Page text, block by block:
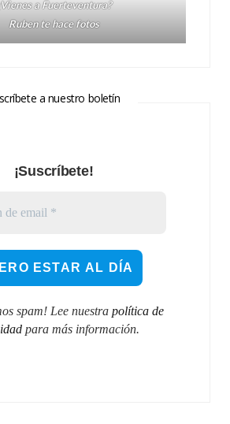
a Fuerteventura?
Ruben te hace fotos
a nuestro boletín
¡Suscríbete!
spam! Lee nuestra política de
para más información.